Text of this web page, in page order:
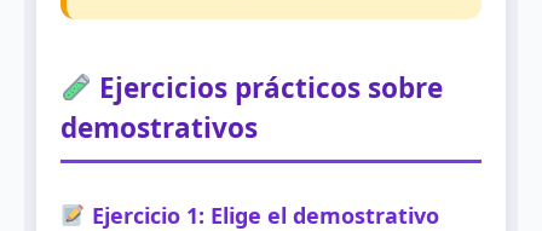
Ejercicios prácticos sobre
demostrativos
Ejercicio 1: Elige el demostrativo